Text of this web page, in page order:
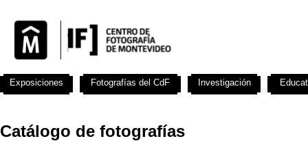
Catálogo de fotografías
Exposiciones Fotografías del CdF Investigación